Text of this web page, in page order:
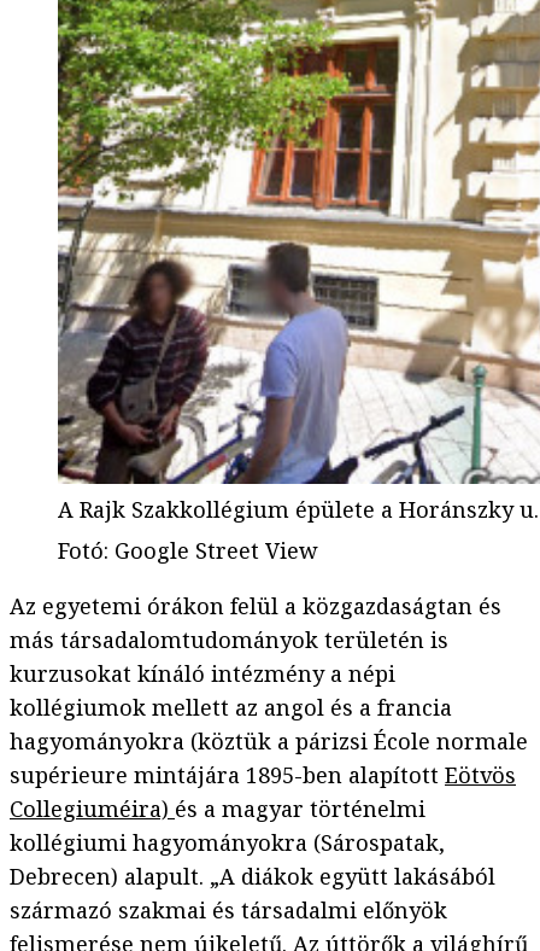
A Rajk Szakkollégium épülete a Horánszky
Fotó: Google Street View
Az egyetemi órákon felül a közgazdaságtan és
más társadalomtudományok területén is
kurzusokat kínáló intézmény a népi
kollégiumok mellett az angol és a francia
hagyományokra (köztük a párizsi École normale
supérieure mintájára 1895-ben alapított Eötvös
Collegiuméira) és a magyar történelmi
kollégiumi hagyományokra (Sárospatak,
Debrecen) alapult. „A diákok együtt lakásából
származó szakmai és társadalmi előnyök
felismerése nem újkeletű. Az úttörők a világhírű